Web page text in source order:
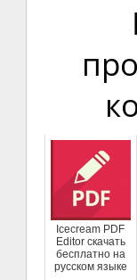
Icecream PDF
Editor скачать
бесплатно на
русском языке